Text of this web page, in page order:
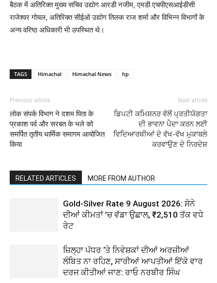
बैठक में अतिरिक्त मुख्य सचिव उद्योग आरडी नजीम, एमडी एचपीएसआईडीसी
राजेश्वर गोयल, अतिरिक्त सीईओ उद्योग तिलक राज शर्मा और विभिन्न विभागों के
अन्य वरिष्ठ अधिकारी भी उपस्थित थे।
TAGS Himachal Himachal News hp
Previous article
लोक संपर्क विभाग ने दशम पिता के
प्रकाश पर्व और सरबत के भले को
समर्पित तृतीय धार्मिक समागम आयोजित
किया
Next article
ਡਿਪਟੀ ਕਮਿਸ਼ਨਰ ਵੱਲੋਂ ⁠ਪ੍ਰਤੀਯੋਗਤਾ
ਦੀ ਭਾਵਨਾ ਪੈਦਾ ਕਰਨ ਲਈ
ਵਿਦਿਆਰਥੀਆਂ ਦੇ ਵੱਖ-ਵੱਖ ਮੁਕਾਬਲੇ
ਕਰਵਾਉਣ ਦੇ ਨਿਰਦੇਸ਼
RELATED ARTICLES MORE FROM AUTHOR
Gold-Silver Rate 9 August 2026: ਸੋਨੇ
ਦੀਆਂ ਕੀਮਤਾਂ ’ਚ ਵੱਡਾ ਉਛਾਲ, ₹2,510 ਤੱਕ ਵਧੇ
ਰੇਟ
ਜ਼ਿਲ੍ਹਾ ਪੱਧਰ ‘ਤੇ ਨਿਵੇਸ਼ਕਾਂ ਦੀਆਂ ਅਰਜ਼ੀਆਂ
ਲੰਬਿਤ ਨਾ ਰਹਿਣ, ਸਾਰੀਆਂ ਆਪਤੀਆਂ ਇੱਕੋ ਵਾਰ
ਦਰਜ ਕੀਤੀਆਂ ਜਾਣ: ਰਾਓ ਨਰਬੀਰ ਸਿੰਘ